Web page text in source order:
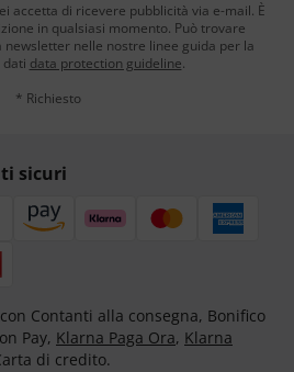
accetta di ricevere pubblicità via e-mail. È
in qualsiasi momento. Può trovare
nelle nostre linee guida per la
data protection guideline.
* Richiesto
sicuri
Contanti alla consegna, Bonifico
Pay, Klarna Paga Ora, Klarna
di credito.